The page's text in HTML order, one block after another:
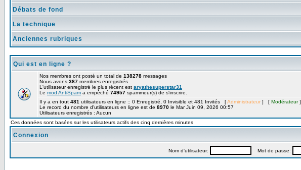
Débats de fond
La technique
Anciennes rubriques
Qui est en ligne ?
Nos membres ont posté un total de 138278 messages
Nous avons 387 membres enregistrés
L'utilisateur enregistré le plus récent est aryathesuperstar31
Le mod AntiSpam a empêché 74957 spammeur(s) de s'inscrire.
Il y a en tout 481 utilisateurs en ligne :: 0 Enregistré, 0 Invisible et 481 Invités [Administrateur ] [ Modérateur]
Le record du nombre d'utilisateurs en ligne est de 8970 le Mar Juin 09, 2026 00:57
Utilisateurs enregistrés : Aucun
Ces données sont basées sur les utilisateurs actifs des cinq dernières minutes
Connexion
Nom d'utilisateur: Mot de passe: